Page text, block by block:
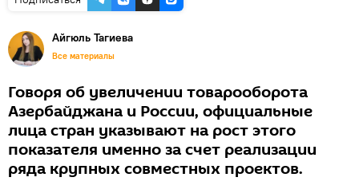
Айгюль Тагиева
Все материалы
Говоря об увеличении товарооборота
Азербайджана и России, официальные
лица стран указывают на рост этого
показателя именно за счет реализации
ряда крупных совместных проектов.